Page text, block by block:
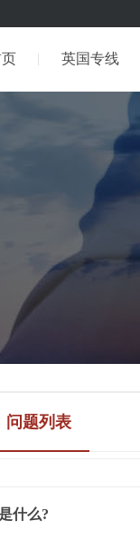
英国专线
问题列表
什么?